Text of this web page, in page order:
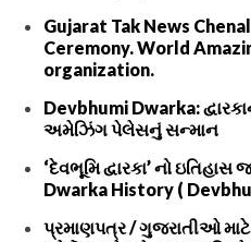
Gujarat Tak News
Ceremony. World
organization.
Devbhumi Dwarka:
અમેઝિંગ પેલેસનું સન્માન
‘દેવભૂમિ દ્વારકા’ નો
Dwarka History (
પ્રમાણપત્ર / ગુજરાતીઓ માટે